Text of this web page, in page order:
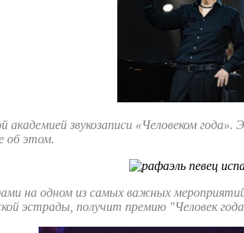
звукозаписи «Человеком
об этом.
на одном из самых важных
эстрады, получит премию "Человек